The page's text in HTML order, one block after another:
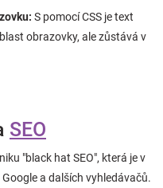
S pomocí CSS je text
obrazovky, ale zůstává v
SEO
"black hat SEO", která je v
a dalších vyhledávačů.